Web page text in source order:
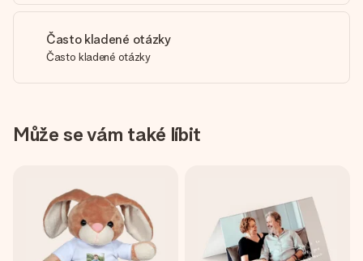
Často kladené otázky
Často kladené otázky
Může se vám také líbit